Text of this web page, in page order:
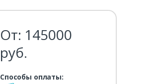
От: 145000
руб.
Способы оплаты: